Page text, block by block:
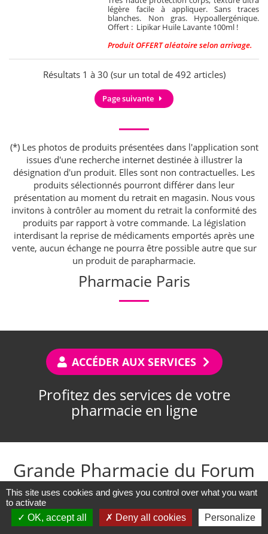
légère facile à appliquer. Sans traces
blanches. Non gras. Hypoallergénique.
Offert : Lipikar Huile Lavante 100ml !
Produit OFFERT aléatoire selon arrivage.
Résultats 1 à 30 (sur un total de 492 articles)
Page suivante
(*) Les photos de produits présentées dans l'application sont
issues d'une recherche internet destinée à illustrer la
désignation d'un produit. Elles sont non contractuelles. Les
produits sélectionnés pourront différer dans leur
présentation au moment du retrait en magasin. Nous vous
invitons à contrôler au moment du retrait la conformité des
produits par rapport à votre commande. La législation
interdisant la reprise de médicaments emportés après une
vente, aucun échange ne pourra être possible autre que sur
un produit de parapharmacie.
Pharmacie Paris
ACCÉDER AUX SERVICES
Profitez des services de votre
pharmacie en ligne
Grande Pharmacie du Forum
1 rue Pierre Lescot - Porte Rambuteau - Niveau -2
75001 Paris
This site uses cookies and gives you control over what you want
to activate
OK, accept all
Deny all cookies Personalize